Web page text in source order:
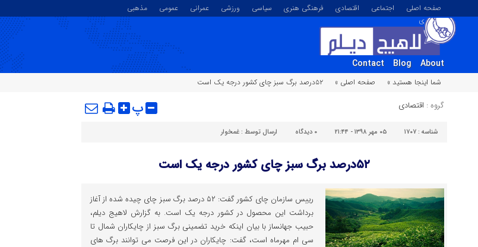
صفحه اصلی اجتماعی اقتصادی فرهنگی هنری سیاسی ورزشی عمرانی عمومی
مذهبی
تصویری
About
Blog
Contact
شما اینجا هستید »
صفحه اصلی » ۵۲درصد برگ سبز چای کشور درجه یک است
گروه : اقتصادی پ
شناسه : ۱۷۰۷ ۰۵ مهر ۱۳۹۸ - ۲۱:۴۴ ۰ دیدگاه ارسال توسط : غمخوار
۵۲درصد برگ سبز چای کشور درجه یک است
رییس سازمان چای کشور گفت: ۵۲ درصد برگ سبز چای چیده شده از آغاز
برداشت این محصول در کشور درجه یک است. به گزارش لاهیج دیلم،
حبیب جهانساز با بیان اینکه خرید تضمینی برگ سبز از چایکاران شمال تا
سی ام مهرماه است، گفت: چایکاران در این فرصت می توانند برگ های